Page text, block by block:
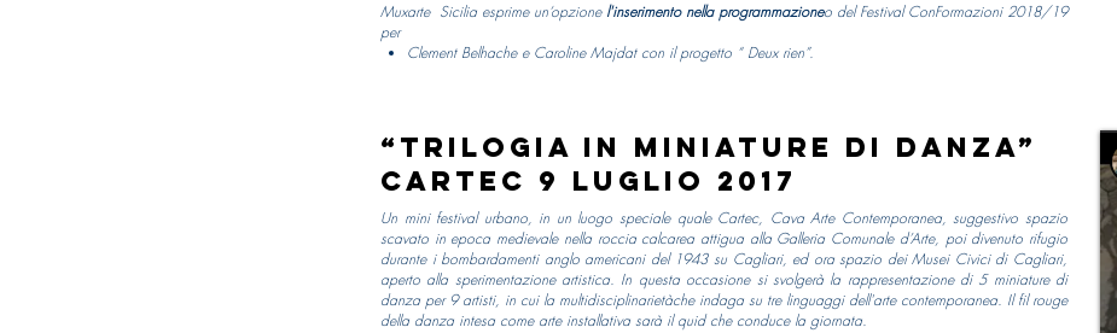
Muxarte Sicilia esprime un‘opzione l'inserimento nella programmazioneo del Festival ConFormazioni 2018/19
per
Clement Belhache e Caroline Majdat con il progetto “ Deux rien”.
“Trilogia in miniature di danza”
CARTEC 9 luglio 2017
Un mini festival urbano, in un luogo speciale quale Cartec, Cava Arte Contemporanea, suggestivo spazio
scavato in epoca medievale nella roccia calcarea attigua alla Galleria Comunale d’Arte, poi divenuto rifugio
durante i bombardamenti anglo americani del 1943 su Cagliari, ed ora spazio dei Musei Civici di Cagliari,
aperto alla sperimentazione artistica. In questa occasione si svolgerà la rappresentazione di 5 miniature di
danza per 9 artisti, in cui la multidisciplinarietàche indaga su tre linguaggi dell'arte contemporanea. Il fil rouge
della danza intesa come arte installativa sarà il quid che conduce la giornata.